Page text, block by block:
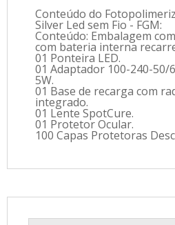
Conteúdo do
Silver Led sem Fio - FGM:
Conteúdo: Embalagem
com bateria interna
01 Ponteira LED.
01 Adaptador 100-240-50/
5W.
01 Base de recarga com
integrado.
01 Lente SpotCure.
01 Protetor Ocular.
100 Capas Protetoras